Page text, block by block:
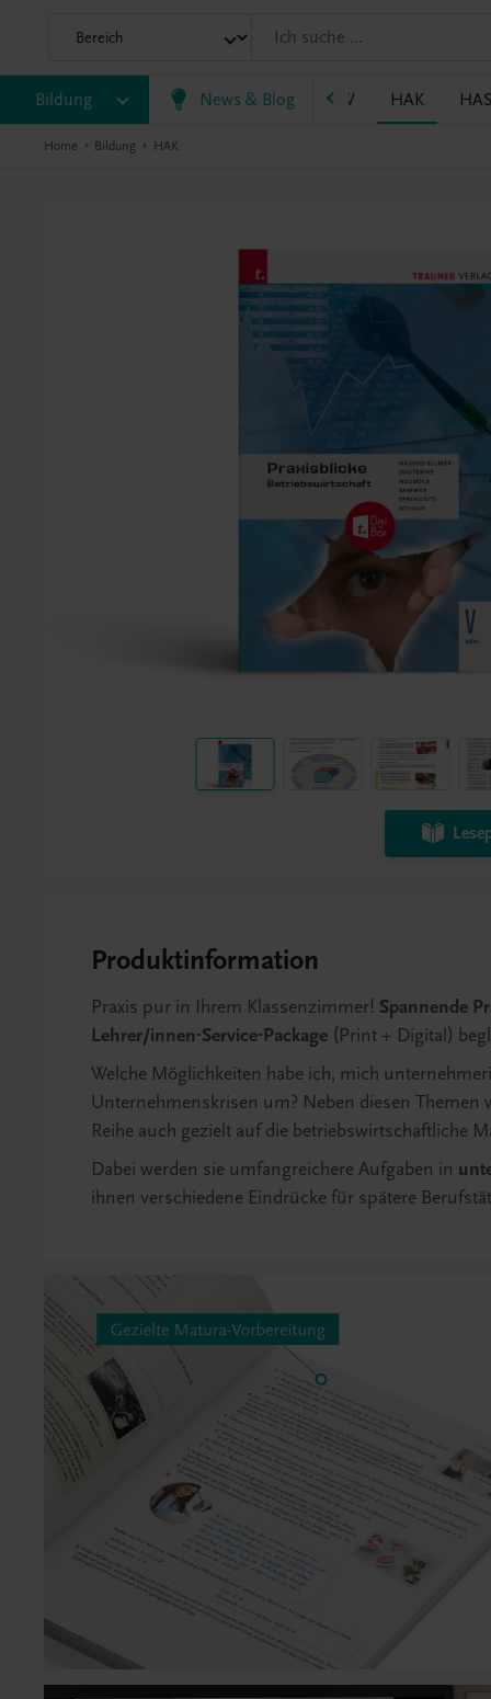
Bildung News & Blog
BASOP BRP BS EWF/ZWF FW HAK HAS
Home Bildung HAK
Produktinformation
Praxis pur in Ihrem Klassenzimmer! Spannende
Lehrer/innen-Service-Package (Print + Digital)
Welche Möglichkeiten habe ich, mich
Unternehmenskrisen um? Neben diesen
Reihe auch gezielt auf die betriebswirtschaftliche
Dabei werden sie umfangreichere Aufgaben in
ihnen verschiedene Eindrücke für spätere